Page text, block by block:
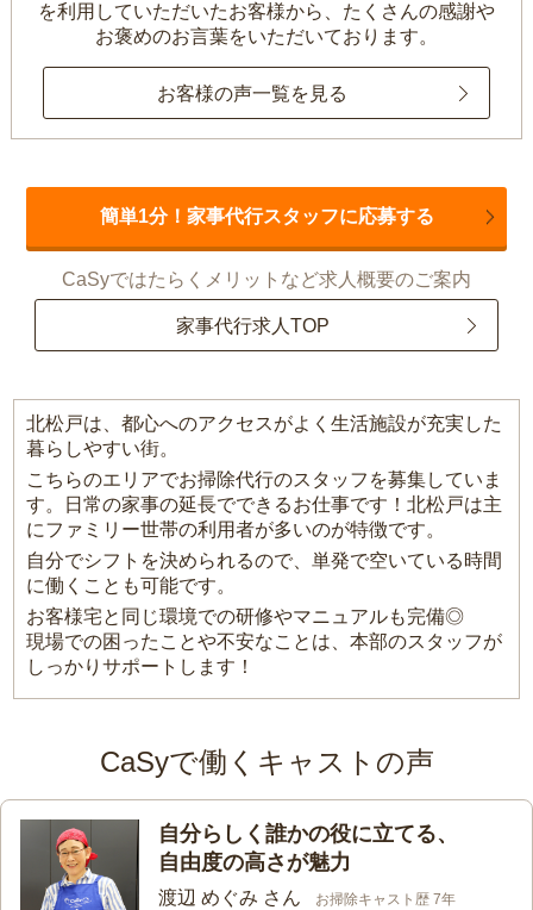
を利用していただいたお客様から、 たくさんの感謝や
お褒めのお言葉をいただいております。
お客様の声一覧を見る
簡単1分！家事代行スタッフに応募する
CaSyではたらくメリットなど求人概要のご案内
家事代行求人TOP
北松戸は、都心へのアクセスがよく生活施設が充実した
暮らしやすい街。
こちらのエリアでお掃除代行のスタッフを募集していま
す。日常の家事の延長でできるお仕事です！北松戸は主
にファミリー世帯の利用者が多いのが特徴です。
自分でシフトを決められるので、単発で空いている時間
に働くことも可能です。
お客様宅と同じ環境での研修やマニュアルも完備◎
現場での困ったことや不安なことは、本部のスタッフが
しっかりサポートします！
CaSyで働くキャストの声
自分らしく誰かの役に立てる、
自由度の高さが魅力
渡辺 めぐみ さん お掃除キャスト歴 7年